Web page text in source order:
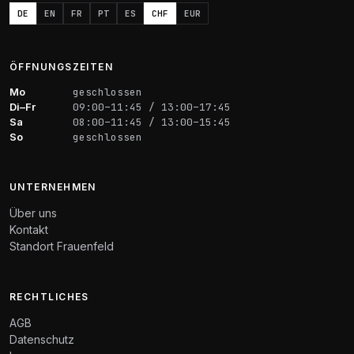
DE EN FR PT ES CHF EUR
ÖFFNUNGSZEITEN
Mo geschlossen
Di–Fr 09:00–11:45 / 13:00–17:45
Sa 08:00–11:45 / 13:00–15:45
So geschlossen
UNTERNEHMEN
Über uns
Kontakt
Standort Frauenfeld
RECHTLICHES
AGB
Datenschutz